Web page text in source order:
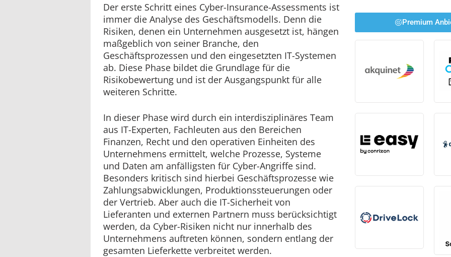
Der erste Schritt eines Cyber-Insurance-Assessments ist
immer die Analyse des Geschäftsmodells. Denn die
Risiken, denen ein Unternehmen ausgesetzt ist, hängen
maßgeblich von seiner Branche, den
Geschäftsprozessen und den eingesetzten IT-Systemen
ab. Diese Phase bildet die Grundlage für die
Risikobewertung und ist der Ausgangspunkt für alle
weiteren Schritte.
In dieser Phase wird durch ein interdisziplinäres Team
aus IT-Experten, Fachleuten aus den Bereichen
Finanzen, Recht und den operativen Einheiten des
Unternehmens ermittelt, welche Prozesse, Systeme
und Daten am anfälligsten für Cyber-Angriffe sind.
Besonders kritisch sind hierbei Geschäftsprozesse wie
Zahlungsabwicklungen, Produktionssteuerungen oder
der Vertrieb. Aber auch die IT-Sicherheit von
Lieferanten und externen Partnern muss berücksichtigt
werden, da Cyber-Risiken nicht nur innerhalb des
Unternehmens auftreten können, sondern entlang der
gesamten Lieferkette verbreitet werden.
Premium